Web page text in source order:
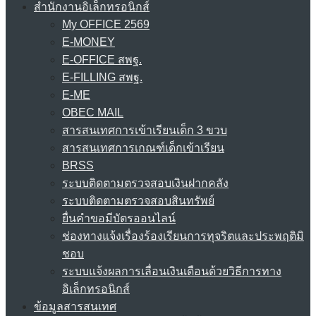
สำนักงานอิเล็กทรอนิกส์
My OFFICE 2569
E-MONEY
E-OFFICE สพฐ.
E-FILLING สพฐ.
E-ME
OBEC MAIL
สารสนเทศการเข้าเรียนเด็ก 3 ขวบ
สารสนเทศการเกณฑ์เด็กเข้าเรียน
BRSS
ระบบติดตามตรวจสอบเงินฝากคลัง
ระบบติดตามตรวจสอบสินทรัพย์
ยื่นคำขอมีบัตรออนไลน์
ช่องทางแจ้งเรื่องร้องเรียนการทุจริตและประพฤติมิ
ชอบ
ระบบแจ้งผลการเลื่อนเงินเดือนด้วยวิธีการทาง
อิเล็กทรอนิกส์
ข้อมูลสารสนเทศ